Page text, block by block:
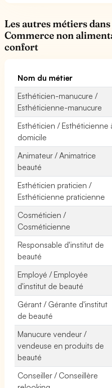
Les autres métiers
Commerce non
confort
Nom du métier
Esthéticien-manucure /
Esthéticienne-manucure
Esthéticien / Esthéticienne
domicile
Animateur / Animatrice
beauté
Esthéticien praticien /
Esthéticienne praticienne
Cosméticien /
Cosméticienne
Responsable d'institut de
beauté
Employé / Employée
d'institut de beauté
Gérant / Gérante d'institut
de beauté
Manucure vendeur /
vendeuse en produits de
beauté
Conseiller / Conseillère